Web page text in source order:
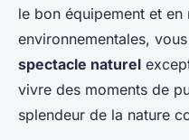
le bon équipement et
environnementales,
spectacle naturel
vivre des moments de
splendeur de la nature